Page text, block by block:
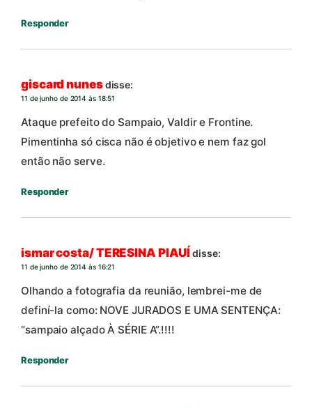
Responder
giscard nunesdisse:
11 de junho de 2014 às 18:51
Ataque prefeito do Sampaio, Valdir e Frontine.
Pimentinha só cisca não é objetivo e nem faz gol
então não serve.
Responder
ismar costa/ TERESINA PIAUÍdisse:
11 de junho de 2014 às 16:21
Olhando a fotografia da reunião, lembrei-me de
definí-la como: NOVE JURADOS E UMA SENTENÇA:
“sampaio alçado À SÉRIE A”.!!!!
Responder